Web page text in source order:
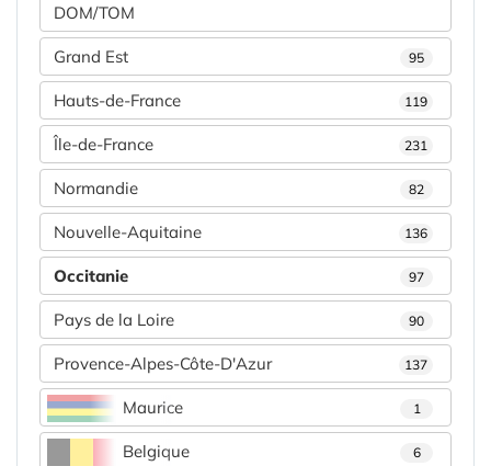
DOM/TOM
Grand Est 95
Hauts-de-France 119
Île-de-France 231
Normandie 82
Nouvelle-Aquitaine 136
Occitanie 97
Pays de la Loire 90
Provence-Alpes-Côte-D'Azur 137
Maurice 1
Belgique 6